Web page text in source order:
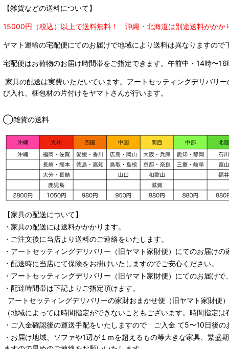
【雑貨などの送料について】
15000円（税込）以上で送料無料！ 沖縄・北海道は別途送料がかか
ヤマト運輸の宅配便にてのお届けで地域により送料は異なりますので
宅配便はお荷物のお届け時間帯をご指定できます。 午前中・14時〜
家具の配送は実費いただいています。アートセッティングデリバリ
び入れ、梱包材の片付けをヤマトさんが行います。
◯雑貨の送料
【家具の配送について】
・家具の配送には送料がかかります。
・ご注文後に当店より送料のご連絡をいたします。
・ アートセッティングデリバリー （旧ヤマト家財便） にてのお届けの
・配送時に当店にて保険をお掛けいたしますのでご安心ください。
・ アートセッティングデリバリー （旧ヤマト家財便） にてのお届けで
・配達時間帯は下記よりご指定頂けます。
アートセッティングデリバリーの家財おまかせ便 （旧ヤマト家財便
（地域によっては時間指定ができないこともございます。時間指定
・ご入金確認後の運送手配をいたしますので ご入金 て5〜10日後の
・お届け地域、ソファや1辺が１ｍを超えるもの等大きな家具、繁